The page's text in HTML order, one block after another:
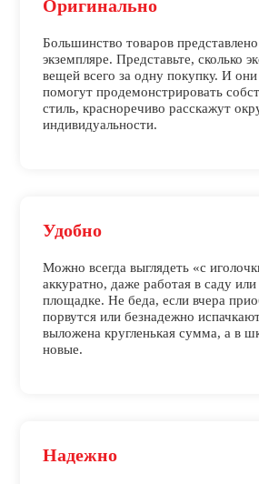
Оригинально
Большинство товаров
экземпляре. Представьте, сколько
вещей всего за одну покупку. И они
помогут продемонстрировать
стиль, красноречиво расскажут
индивидуальности.
Удобно
Можно всегда выглядеть «с
аккуратно, даже работая в саду
площадке. Не беда, если вчера
порвутся или безнадежно
выложена кругленькая сумма, а в
новые.
Надежно